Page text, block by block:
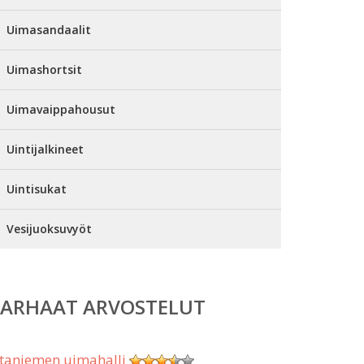
Uimasandaalit
Uimashortsit
Uimavaippahousut
Uintijalkineet
Uintisukat
Vesijuoksuvyöt
ARVOSTELUT
uimahalli